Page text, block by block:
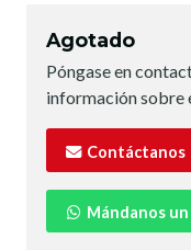
Agotado
Póngase en
información sobre
Contáctanos
Mándanos